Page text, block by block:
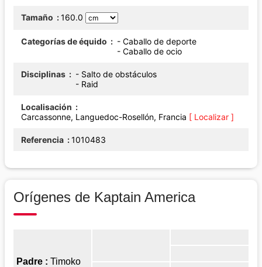
Tamaño 160.0
Categorías de équido
- Caballo de deporte
- Caballo de ocio
Disciplinas
- Salto de obstáculos
- Raid
Localisación
Carcassonne, Languedoc-Rosellón, Francia [ Localizar ]
Referencia 1010483
Orígenes de Kaptain America
Padre : Timoko